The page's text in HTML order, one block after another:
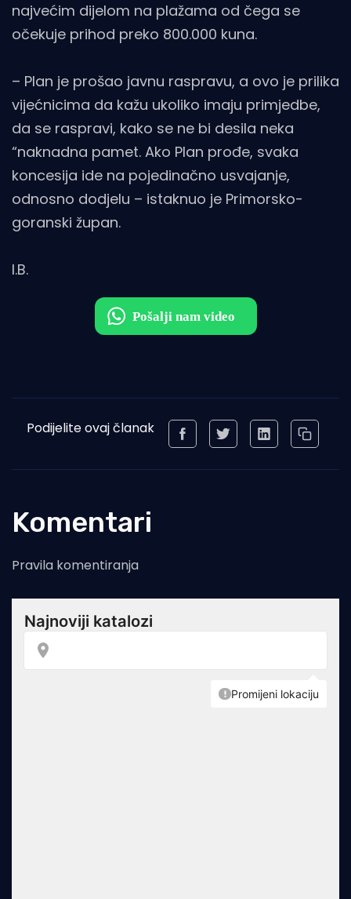
najvećim dijelom na plažama od čega se
očekuje prihod preko 800.000 kuna.
– Plan je prošao javnu raspravu, a ovo je prilika
vijećnicima da kažu ukoliko imaju primjedbe,
da se raspravi, kako se ne bi desila neka
“naknadna pamet. Ako Plan prođe, svaka
koncesija ide na pojedinačno usvajanje,
odnosno dodjelu – istaknuo je Primorsko-
goranski župan.
I.B.
Podijelite ovaj članak
Komentari
Pravila komentiranja